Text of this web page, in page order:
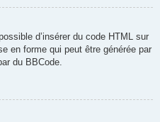
d’insérer du code HTML sur
en forme qui peut être générée par
du BBCode.